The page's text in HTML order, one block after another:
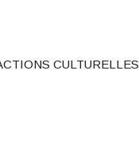
CULTURELLES